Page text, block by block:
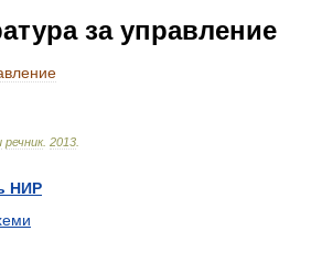
за управление
речник. 2013
НИР